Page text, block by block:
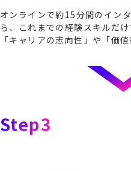
オンラインで約15分間のイン
ら、これまでの経験スキルだ
「キャリアの志向性」や「価
Step3